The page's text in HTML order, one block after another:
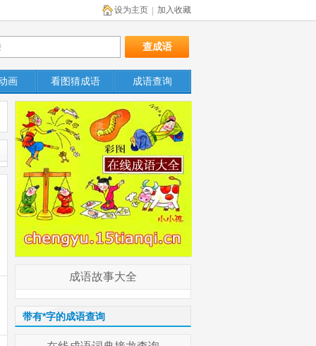
加入收藏
设为主页
画 看图猜成语 成语查询
成语故事大全
带有*字的成语查询